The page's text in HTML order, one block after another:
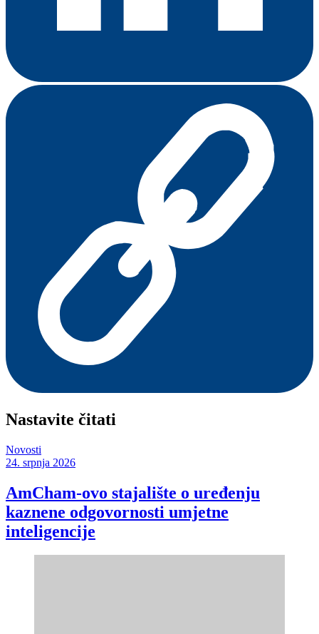
Nastavite čitati
Novosti
24. srpnja 2026
AmCham-ovo stajalište o uređenju
kaznene odgovornosti umjetne
inteligencije